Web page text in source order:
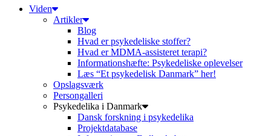
Viden
Artikler
Blog
Hvad er psykedeliske stoffer?
Hvad er MDMA-assisteret terapi?
Informationshæfte: Psykedeliske oplevelser
Læs “Et psykedelisk Danmark” her!
Opslagsværk
Persongalleri
Psykedelika i Danmark
Dansk forskning i psykedelika
Projektdatabase